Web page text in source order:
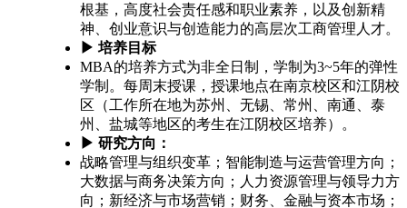
根基，高度社会责任感和职业素养，以及创新精
神、创业意识与创造能力的高层次工商管理人才。
▶ 培养目标
MBA的培养方式为非全日制，学制为3~5年的弹性
学制。每周末授课，授课地点在南京校区和江阴校
区（工作所在地为苏州、无锡、常州、南通、泰
州、盐城等地区的考生在江阴校区培养）。
▶ 研究方向：
战略管理与组织变革；智能制造与运营管理方向；
大数据与商务决策方向；人力资源管理与领导力方
向；新经济与市场营销；财务、金融与资本市场；